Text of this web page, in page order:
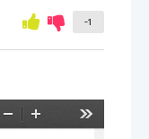
-1
Pomanjšaj